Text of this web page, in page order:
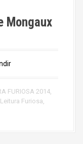
Mongaux
FURIOSA 2014
Leitura Furiosa